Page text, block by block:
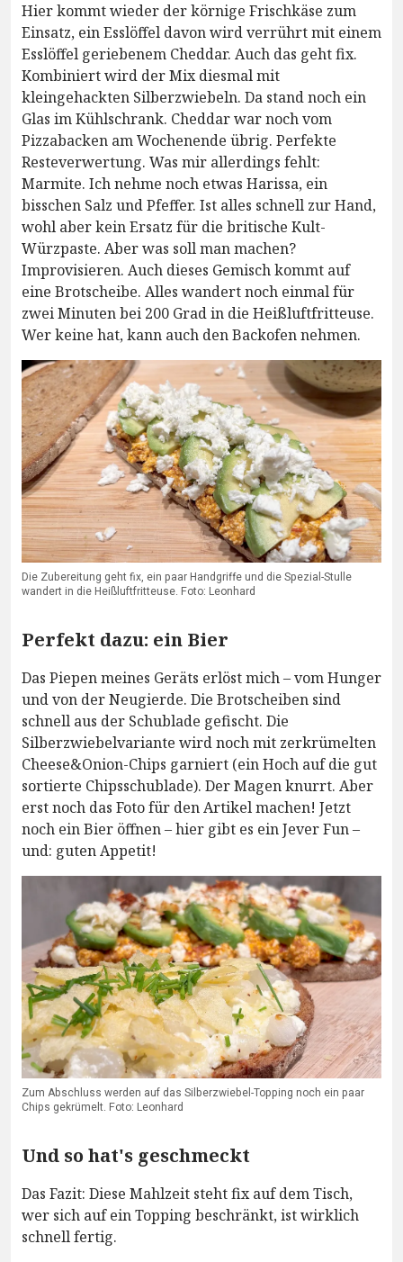
Hier kommt wieder der körnige Frischkäse zum
Einsatz, ein Esslöffel davon wird verrührt mit einem
Esslöffel geriebenem Cheddar. Auch das geht fix.
Kombiniert wird der Mix diesmal mit
kleingehackten Silberzwiebeln. Da stand noch ein
Glas im Kühlschrank. Cheddar war noch vom
Pizzabacken am Wochenende übrig. Perfekte
Resteverwertung. Was mir allerdings fehlt:
Marmite. Ich nehme noch etwas Harissa, ein
bisschen Salz und Pfeffer. Ist alles schnell zur Hand,
wohl aber kein Ersatz für die britische Kult-
Würzpaste. Aber was soll man machen?
Improvisieren. Auch dieses Gemisch kommt auf
eine Brotscheibe. Alles wandert noch einmal für
zwei Minuten bei 200 Grad in die Heißluftfritteuse.
Wer keine hat, kann auch den Backofen nehmen.
Die Zubereitung geht fix, ein paar Handgriffe und die Spezial-Stulle
wandert in die Heißluftfritteuse. Foto: Leonhard
Perfekt dazu: ein Bier
Das Piepen meines Geräts erlöst mich – vom Hunger
und von der Neugierde. Die Brotscheiben sind
schnell aus der Schublade gefischt. Die
Silberzwiebelvariante wird noch mit zerkrümelten
Cheese&Onion-Chips garniert (ein Hoch auf die gut
sortierte Chipsschublade). Der Magen knurrt. Aber
erst noch das Foto für den Artikel machen! Jetzt
noch ein Bier öffnen – hier gibt es ein Jever Fun –
und: guten Appetit!
Zum Abschluss werden auf das Silberzwiebel-Topping noch ein paar
Chips gekrümelt. Foto: Leonhard
Und so hat's geschmeckt
Das Fazit: Diese Mahlzeit steht fix auf dem Tisch,
wer sich auf ein Topping beschränkt, ist wirklich
schnell fertig.